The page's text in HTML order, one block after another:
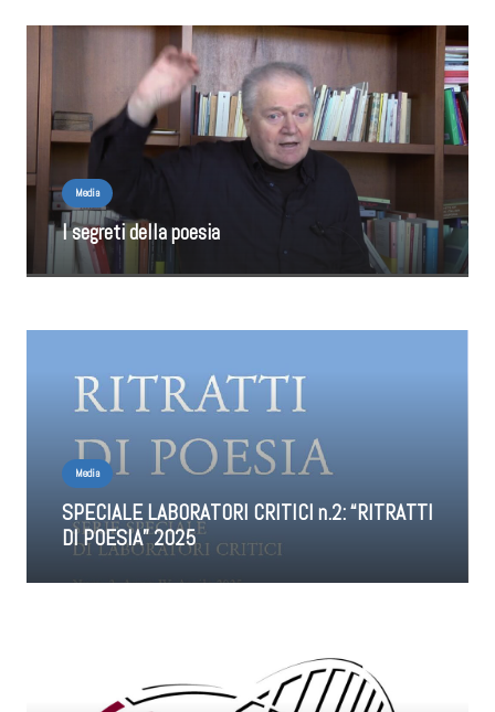
Media
I segreti della poesia
Media
SPECIALE LABORATORI CRITICI n.2: “RITRATTI
DI POESIA” 2025